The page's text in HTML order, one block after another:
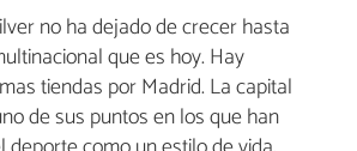
no ha dejado de crecer hasta
que es hoy. Hay
tiendas por Madrid. La capital
de sus puntos en los que han